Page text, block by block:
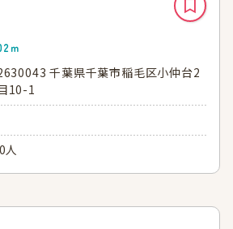
ｍ
千葉県千葉市稲毛区小仲台2
10-1
人